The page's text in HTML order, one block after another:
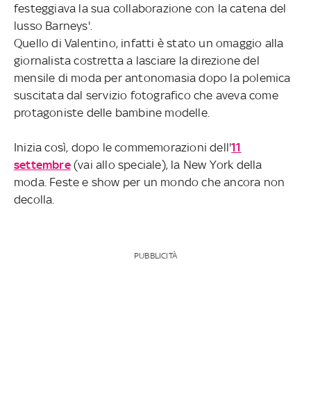
festeggiava la sua collaborazione con la catena del
lusso Barneys'.
Quello di Valentino, infatti è stato un omaggio alla
giornalista costretta a lasciare la direzione del
mensile di moda per antonomasia dopo la polemica
suscitata dal servizio fotografico che aveva come
protagoniste delle bambine modelle.
Inizia così, dopo le commemorazioni dell'11
settembre(vai allo speciale), la New York della
moda. Feste e show per un mondo che ancora non
decolla.
PUBBLICITÀ